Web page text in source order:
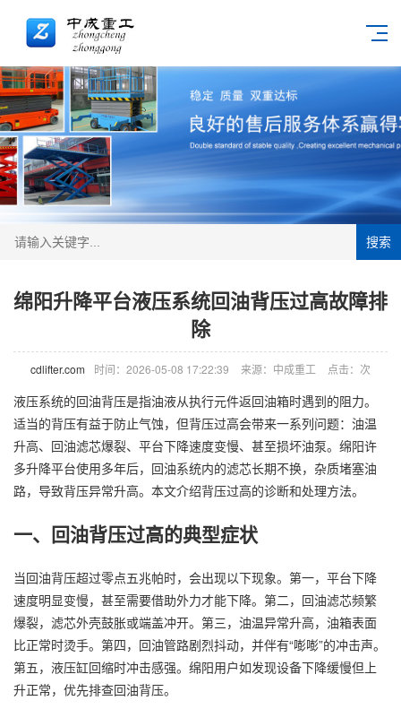
搜索
绵阳升降平台液压系统回油背压过高故障排
除
cdlifter.com 时间：2026-05-08 17:22:39 来源：中成重工 点击： 次
液压系统的回油背压是指油液从执行元件返回油箱时遇到的阻力。
适当的背压有益于防止气蚀，但背压过高会带来一系列问题：油温
升高、回油滤芯爆裂、平台下降速度变慢、甚至损坏油泵。绵阳许
多升降平台使用多年后，回油系统内的滤芯长期不换，杂质堵塞油
路，导致背压异常升高。本文介绍背压过高的诊断和处理方法。
一、回油背压过高的典型症状
当回油背压超过零点五兆帕时，会出现以下现象。第一，平台下降
速度明显变慢，甚至需要借助外力才能下降。第二，回油滤芯频繁
爆裂，滤芯外壳鼓胀或端盖冲开。第三，油温异常升高，油箱表面
比正常时烫手。第四，回油管路剧烈抖动，并伴有“嘭嘭”的冲击声。
第五，液压缸回缩时冲击感强。绵阳用户如发现设备下降缓慢但上
升正常，优先排查回油背压。